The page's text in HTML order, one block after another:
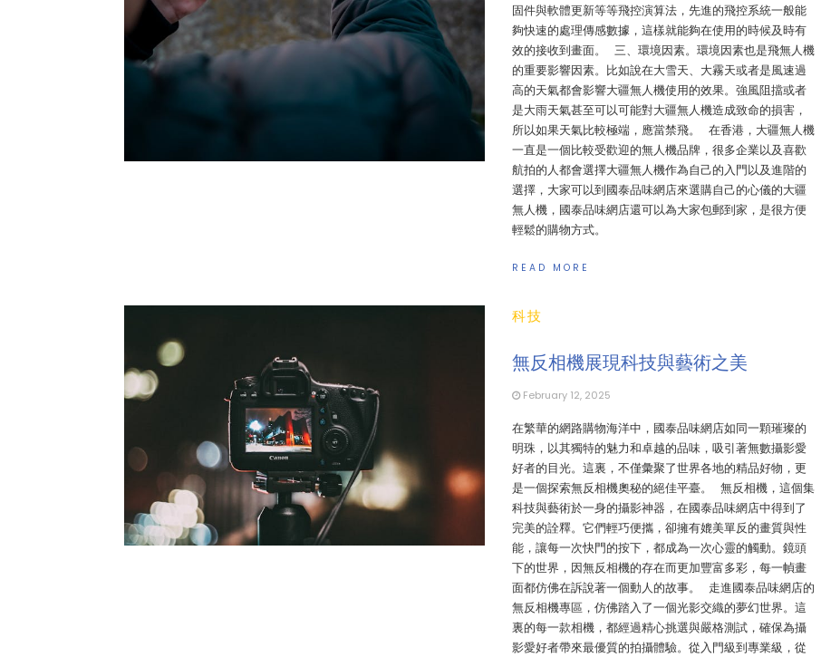
固件與軟體更新等等飛控演算法，先進的飛控系統一般能
夠快速的處理傳感數據，這樣就能夠在使用的時候及時有
效的接收到畫面。 三、環境因素。環境因素也是飛無人機
的重要影響因素。比如說在大雪天、大霧天或者是風速過
高的天氣都會影響大疆無人機使用的效果。強風阻擋或者
是大雨天氣甚至可以可能對大疆無人機造成致命的損害，
所以如果天氣比較極端，應當禁飛。 在香港，大疆無人機
一直是一個比較受歡迎的無人機品牌，很多企業以及喜歡
航拍的人都會選擇大疆無人機作為自己的入門以及進階的
選擇，大家可以到國泰品味網店來選購自己的心儀的大疆
無人機，國泰品味網店還可以為大家包郵到家，是很方便
輕鬆的購物方式。
READ MORE
科技
無反相機展現科技與藝術之美
February 12, 2025
在繁華的網路購物海洋中，國泰品味網店如同一顆璀璨的
明珠，以其獨特的魅力和卓越的品味，吸引著無數攝影愛
好者的目光。這裏，不僅彙聚了世界各地的精品好物，更
是一個探索無反相機奧秘的絕佳平臺。 無反相機，這個集
科技與藝術於一身的攝影神器，在國泰品味網店中得到了
完美的詮釋。它們輕巧便攜，卻擁有媲美單反的畫質與性
能，讓每一次快門的按下，都成為一次心靈的觸動。鏡頭
下的世界，因無反相機的存在而更加豐富多彩，每一幀畫
面都仿佛在訴說著一個動人的故事。 走進國泰品味網店的
無反相機專區，仿佛踏入了一個光影交織的夢幻世界。這
裏的每一款相機，都經過精心挑選與嚴格測試，確保為攝
影愛好者帶來最優質的拍攝體驗。從入門級到專業級，從